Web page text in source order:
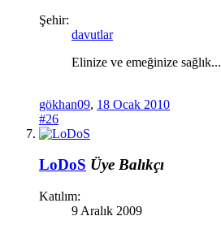
Şehir:
davutlar
Elinize ve emeğinize sağlık...
gökhan09, 18 Ocak 2010
#26
LoDoS Üye Balıkçı
Katılım:
9 Aralık 2009